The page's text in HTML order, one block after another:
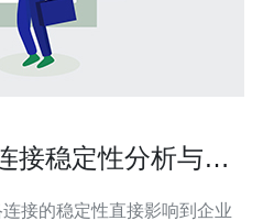
接稳定性分析与建
接的稳定性直接影响到企业